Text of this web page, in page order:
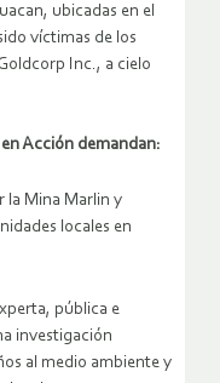
ubicadas en el
víctimas de los
Inc., a cielo
Acción demandan:
Mina Marlin y
locales en
pública e
investigación
al medio ambiente y